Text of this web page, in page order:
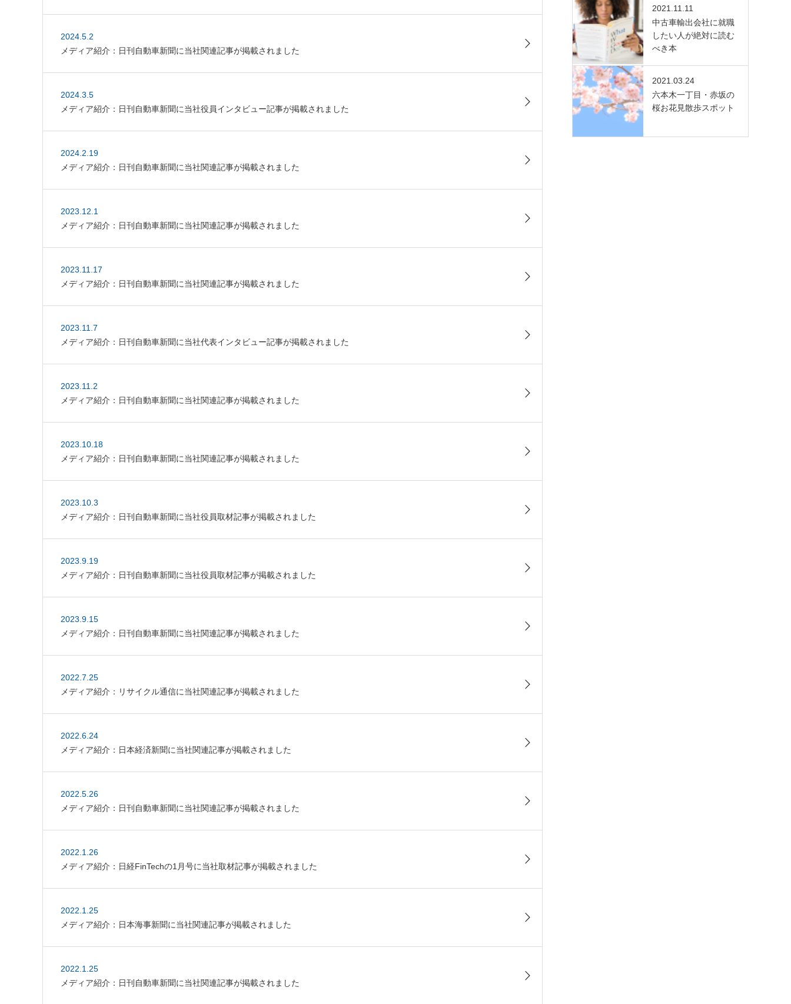
2024.5.2
メディア紹介：日刊自動車新聞に当社関連記事が掲載されました
2024.3.5
メディア紹介：日刊自動車新聞に当社役員インタビュー記事が掲載されました
2024.2.19
メディア紹介：日刊自動車新聞に当社関連記事が掲載されました
2023.12.1
メディア紹介：日刊自動車新聞に当社関連記事が掲載されました
2023.11.17
メディア紹介：日刊自動車新聞に当社関連記事が掲載されました
2023.11.7
メディア紹介：日刊自動車新聞に当社代表インタビュー記事が掲載されました
2023.11.2
メディア紹介：日刊自動車新聞に当社関連記事が掲載されました
2023.10.18
メディア紹介：日刊自動車新聞に当社関連記事が掲載されました
2023.10.3
メディア紹介：日刊自動車新聞に当社役員取材記事が掲載されました
2023.9.19
メディア紹介：日刊自動車新聞に当社役員取材記事が掲載されました
2023.9.15
メディア紹介：日刊自動車新聞に当社関連記事が掲載されました
2022.7.25
メディア紹介：リサイクル通信に当社関連記事が掲載されました
2022.6.24
メディア紹介：日本経済新聞に当社関連記事が掲載されました
2022.5.26
メディア紹介：日刊自動車新聞に当社関連記事が掲載されました
2022.1.26
メディア紹介：日経FinTechの1月号に当社取材記事が掲載されました
2022.1.25
メディア紹介：日本海事新聞に当社関連記事が掲載されました
2022.1.25
メディア紹介：日刊自動車新聞に当社関連記事が掲載されました
2021.11.11
中古車輸出会社に就職
したい人が絶対に読む
べき本
2021.03.24
六本木一丁目・赤坂の
桜お花見散歩スポット